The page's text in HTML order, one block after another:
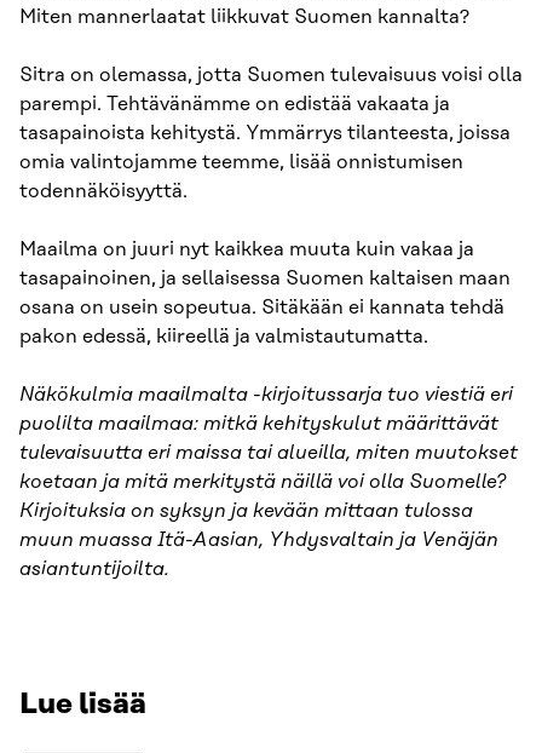
Miten mannerlaatat liikkuvat Suomen kannalta?
Sitra on olemassa, jotta Suomen tulevaisuus voisi olla
parempi. Tehtävänämme on edistää vakaata ja
tasapainoista kehitystä. Ymmärrys tilanteesta, joissa
omia valintojamme teemme, lisää onnistumisen
todennäköisyyttä.
Maailma on juuri nyt kaikkea muuta kuin vakaa ja
tasapainoinen, ja sellaisessa Suomen kaltaisen maan
osana on usein sopeutua. Sitäkään ei kannata tehdä
pakon edessä, kiireellä ja valmistautumatta.
Näkökulmia maailmalta -kirjoitussarja tuo viestiä eri
puolilta maailmaa: mitkä kehityskulut määrittävät
tulevaisuutta eri maissa tai alueilla, miten muutokset
koetaan ja mitä merkitystä näillä voi olla Suomelle?
Kirjoituksia on syksyn ja kevään mittaan tulossa
muun muassa Itä-Aasian, Yhdysvaltain ja Venäjän
asiantuntijoilta.
Lue lisää